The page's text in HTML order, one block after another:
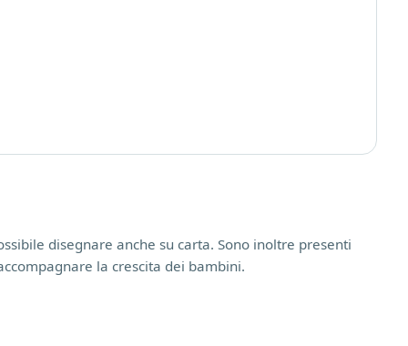
disegnare anche su carta. Sono inoltre presenti
la crescita dei bambini.